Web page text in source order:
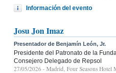
Información del evento
Josu Jon Imaz
Presentador de Benjamín León, Jr.
Presidente del Patronato de la
Consejero Delegado de Repsol
27/05/2026 - Madrid, Four Seasons Hotel